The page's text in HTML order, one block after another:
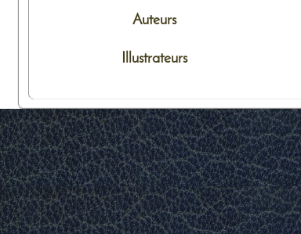
Auteurs
Illustrateurs